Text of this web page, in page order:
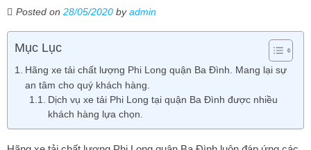
Posted on 28/05/2020 byadmin
Mục Lục
Hãng xe tải chất lượng Phi Long quận Ba Đình. Mang lại sự
an tâm cho quý khách hàng.
Dịch vụ xe tải Phi Long tại quận Ba Đình được nhiều
khách hàng lựa chọn.